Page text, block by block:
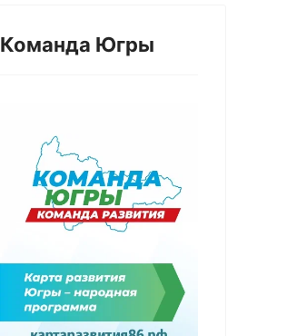
Команда Югры